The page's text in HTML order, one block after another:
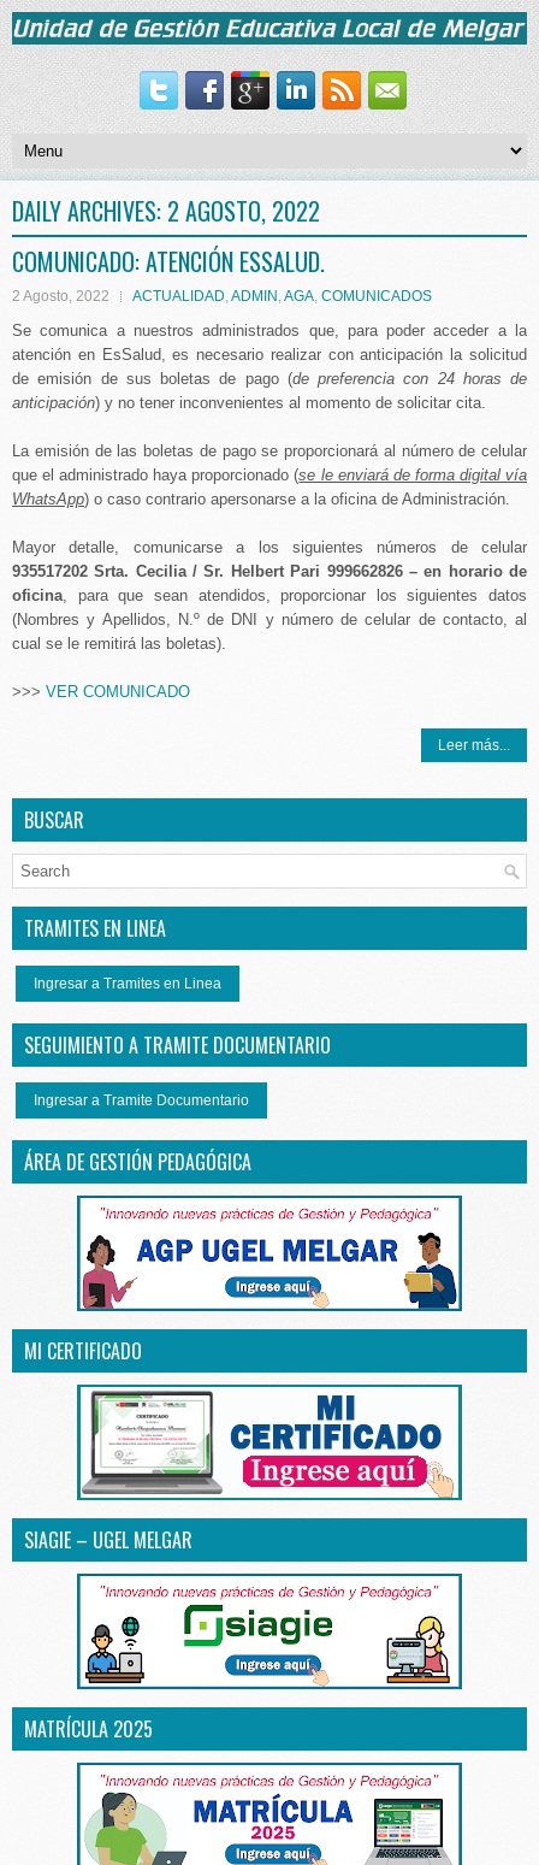
DAILY ARCHIVES: 2 AGOSTO, 2022
COMUNICADO: ATENCIÓN ESSALUD.
2 Agosto, 2022 ACTUALIDAD,ADMIN ,AGA, COMUNICADOS
Se comunica a nuestros administrados que, para poder acceder a la
atención en EsSalud, es necesario realizar con anticipación la solicitud
de emisión de sus boletas de pago (de preferencia con 24 horas de
anticipación) y no tener inconvenientes al momento de solicitar cita.
La emisión de las boletas de pago se proporcionará al número de celular
que el administrado haya proporcionado (se le enviará de forma digital vía
WhatsApp) o caso contrario apersonarse a la oficina de Administración.
Mayor detalle, comunicarse a los siguientes números de celular
935517202 Srta. Cecilia / Sr. Helbert Pari 999662826 – en horario de
oficina, para que sean atendidos, proporcionar los siguientes datos
(Nombres y Apellidos, N.º de DNI y número de celular de contacto, al
cual se le remitirá las boletas).
>>> VER COMUNICADO
Leer más...
BUSCAR
TRAMITES EN LINEA
Ingresar a Tramites en Linea
SEGUIMIENTO A TRAMITE DOCUMENTARIO
Ingresar a Tramite Documentario
ÁREA DE GESTIÓN PEDAGÓGICA
MI CERTIFICADO
SIAGIE – UGEL MELGAR
MATRÍCULA 2025